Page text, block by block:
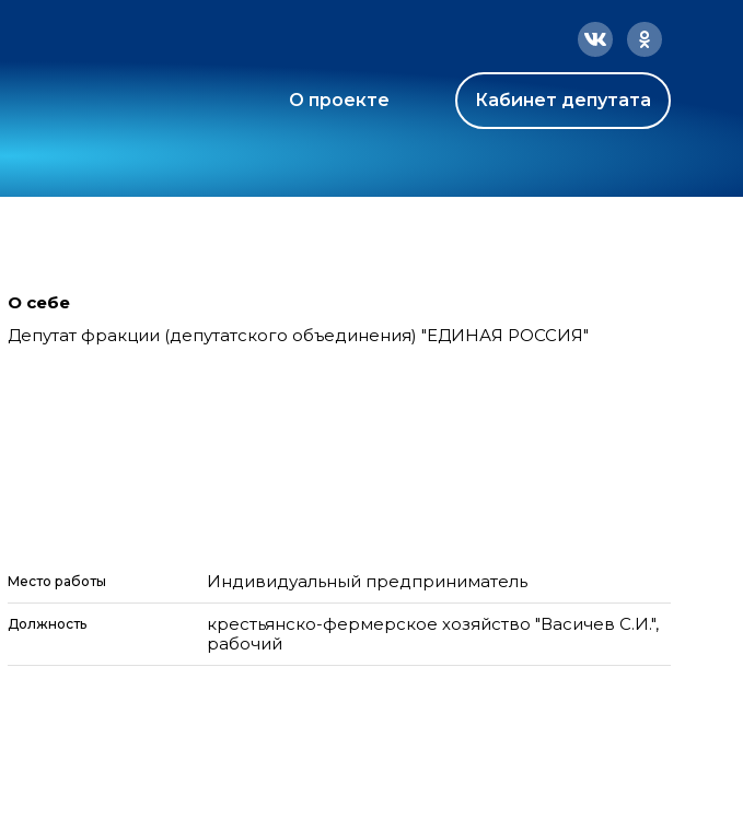
О проекте Кабинет депутата
О себе
Депутат фракции (депутатского объединения) "ЕДИНАЯ РОССИЯ"
Место работы Индивидуальный предприниматель
Должность
крестьянско-фермерское хозяйство "Васичев С.И.",
рабочий